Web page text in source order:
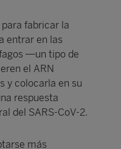
fabricar la
entrar en las
—un tipo de
el ARN
y colocarla en su
respuesta
del SARS-CoV-2.
más